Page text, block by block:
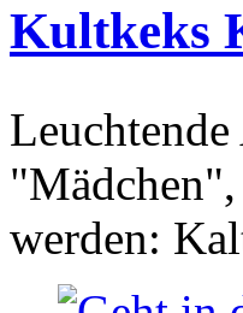
Kultkeks
werden: